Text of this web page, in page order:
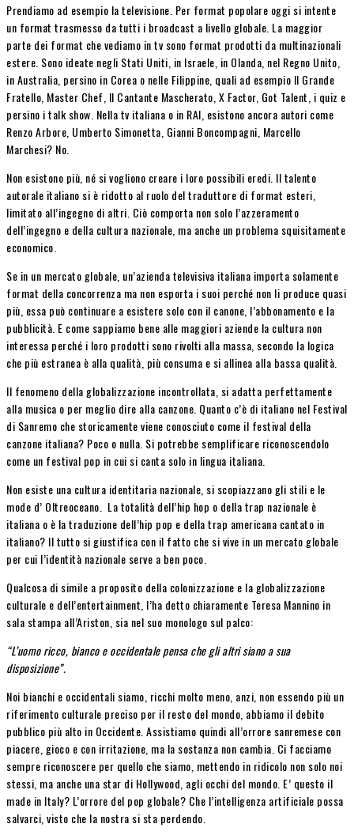
Prendiamo ad esempio la televisione. Per format popolare oggi si intente
un format trasmesso da tutti i broadcast a livello globale. La maggior
parte dei format che vediamo in tv sono format prodotti da multinazionali
estere. Sono ideate negli Stati Uniti, in Israele, in Olanda, nel Regno Unito,
in Australia, persino in Corea o nelle Filippine, quali ad esempio Il Grande
Fratello, Master Chef, Il Cantante Mascherato, X Factor, Got Talent, i quiz e
persino i talk show. Nella tv italiana o in RAI, esistono ancora autori come
Renzo Arbore, Umberto Simonetta, Gianni Boncompagni, Marcello
Marchesi? No.
Non esistono più, né si vogliono creare i loro possibili eredi. Il talento
autorale italiano si è ridotto al ruolo del traduttore di format esteri,
limitato all’ingegno di altri. Ciò comporta non solo l’azzeramento
dell’ingegno e della cultura nazionale, ma anche un problema squisitamente
economico.
Se in un mercato globale, un’azienda televisiva italiana importa solamente
format della concorrenza ma non esporta i suoi perché non li produce quasi
più, essa può continuare a esistere solo con il canone, l’abbonamento e la
pubblicità. E come sappiamo bene alle maggiori aziende la cultura non
interessa perché i loro prodotti sono rivolti alla massa, secondo la logica
che più estranea è alla qualità, più consuma e si allinea alla bassa qualità.
Il fenomeno della globalizzazione incontrollata, si adatta perfettamente
alla musica o per meglio dire alla canzone. Quanto c’è di italiano nel Festival
di Sanremo che storicamente viene conosciuto come il festival della
canzone italiana? Poco o nulla. Si potrebbe semplificare riconoscendolo
come un festival pop in cui si canta solo in lingua italiana.
Non esiste una cultura identitaria nazionale, si scopiazzano gli stili e le
mode d’ Oltreoceano. La totalità dell’hip hop o della trap nazionale è
italiana o è la traduzione dell’hip pop e della trap americana cantato in
italiano? Il tutto si giustifica con il fatto che si vive in un mercato globale
per cui l’identità nazionale serve a ben poco.
Qualcosa di simile a proposito della colonizzazione e la globalizzazione
culturale e dell’entertainment, l’ha detto chiaramente Teresa Mannino in
sala stampa all’Ariston, sia nel suo monologo sul palco:
“L’uomo ricco, bianco e occidentale pensa che gli altri siano a sua
disposizione”.
Noi bianchi e occidentali siamo, ricchi molto meno, anzi, non essendo più un
riferimento culturale preciso per il resto del mondo, abbiamo il debito
pubblico più alto in Occidente. Assistiamo quindi all’orrore sanremese con
piacere, gioco e con irritazione, ma la sostanza non cambia. Ci facciamo
sempre riconoscere per quello che siamo, mettendo in ridicolo non solo noi
stessi, ma anche una star di Hollywood, agli occhi del mondo. E’ questo il
made in Italy? L’orrore del pop globale? Che l’intelligenza artificiale possa
salvarci, visto che la nostra si sta perdendo.